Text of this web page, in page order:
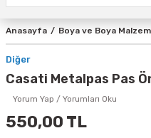
Anasayfa Boya ve Boya
Diğer
Casati Metalpas Pas
Yorum Yap / Yorumları Oku
550,00 TL